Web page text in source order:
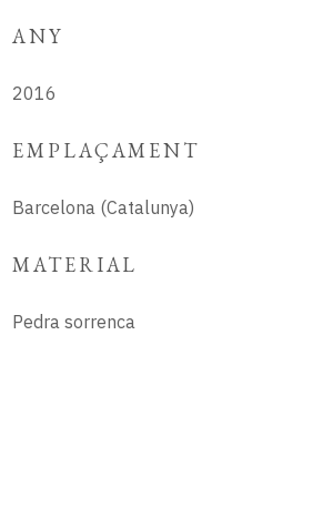
ANY
2016
EMPLAÇAMENT
Barcelona (Catalunya)
MATERIAL
Pedra sorrenca